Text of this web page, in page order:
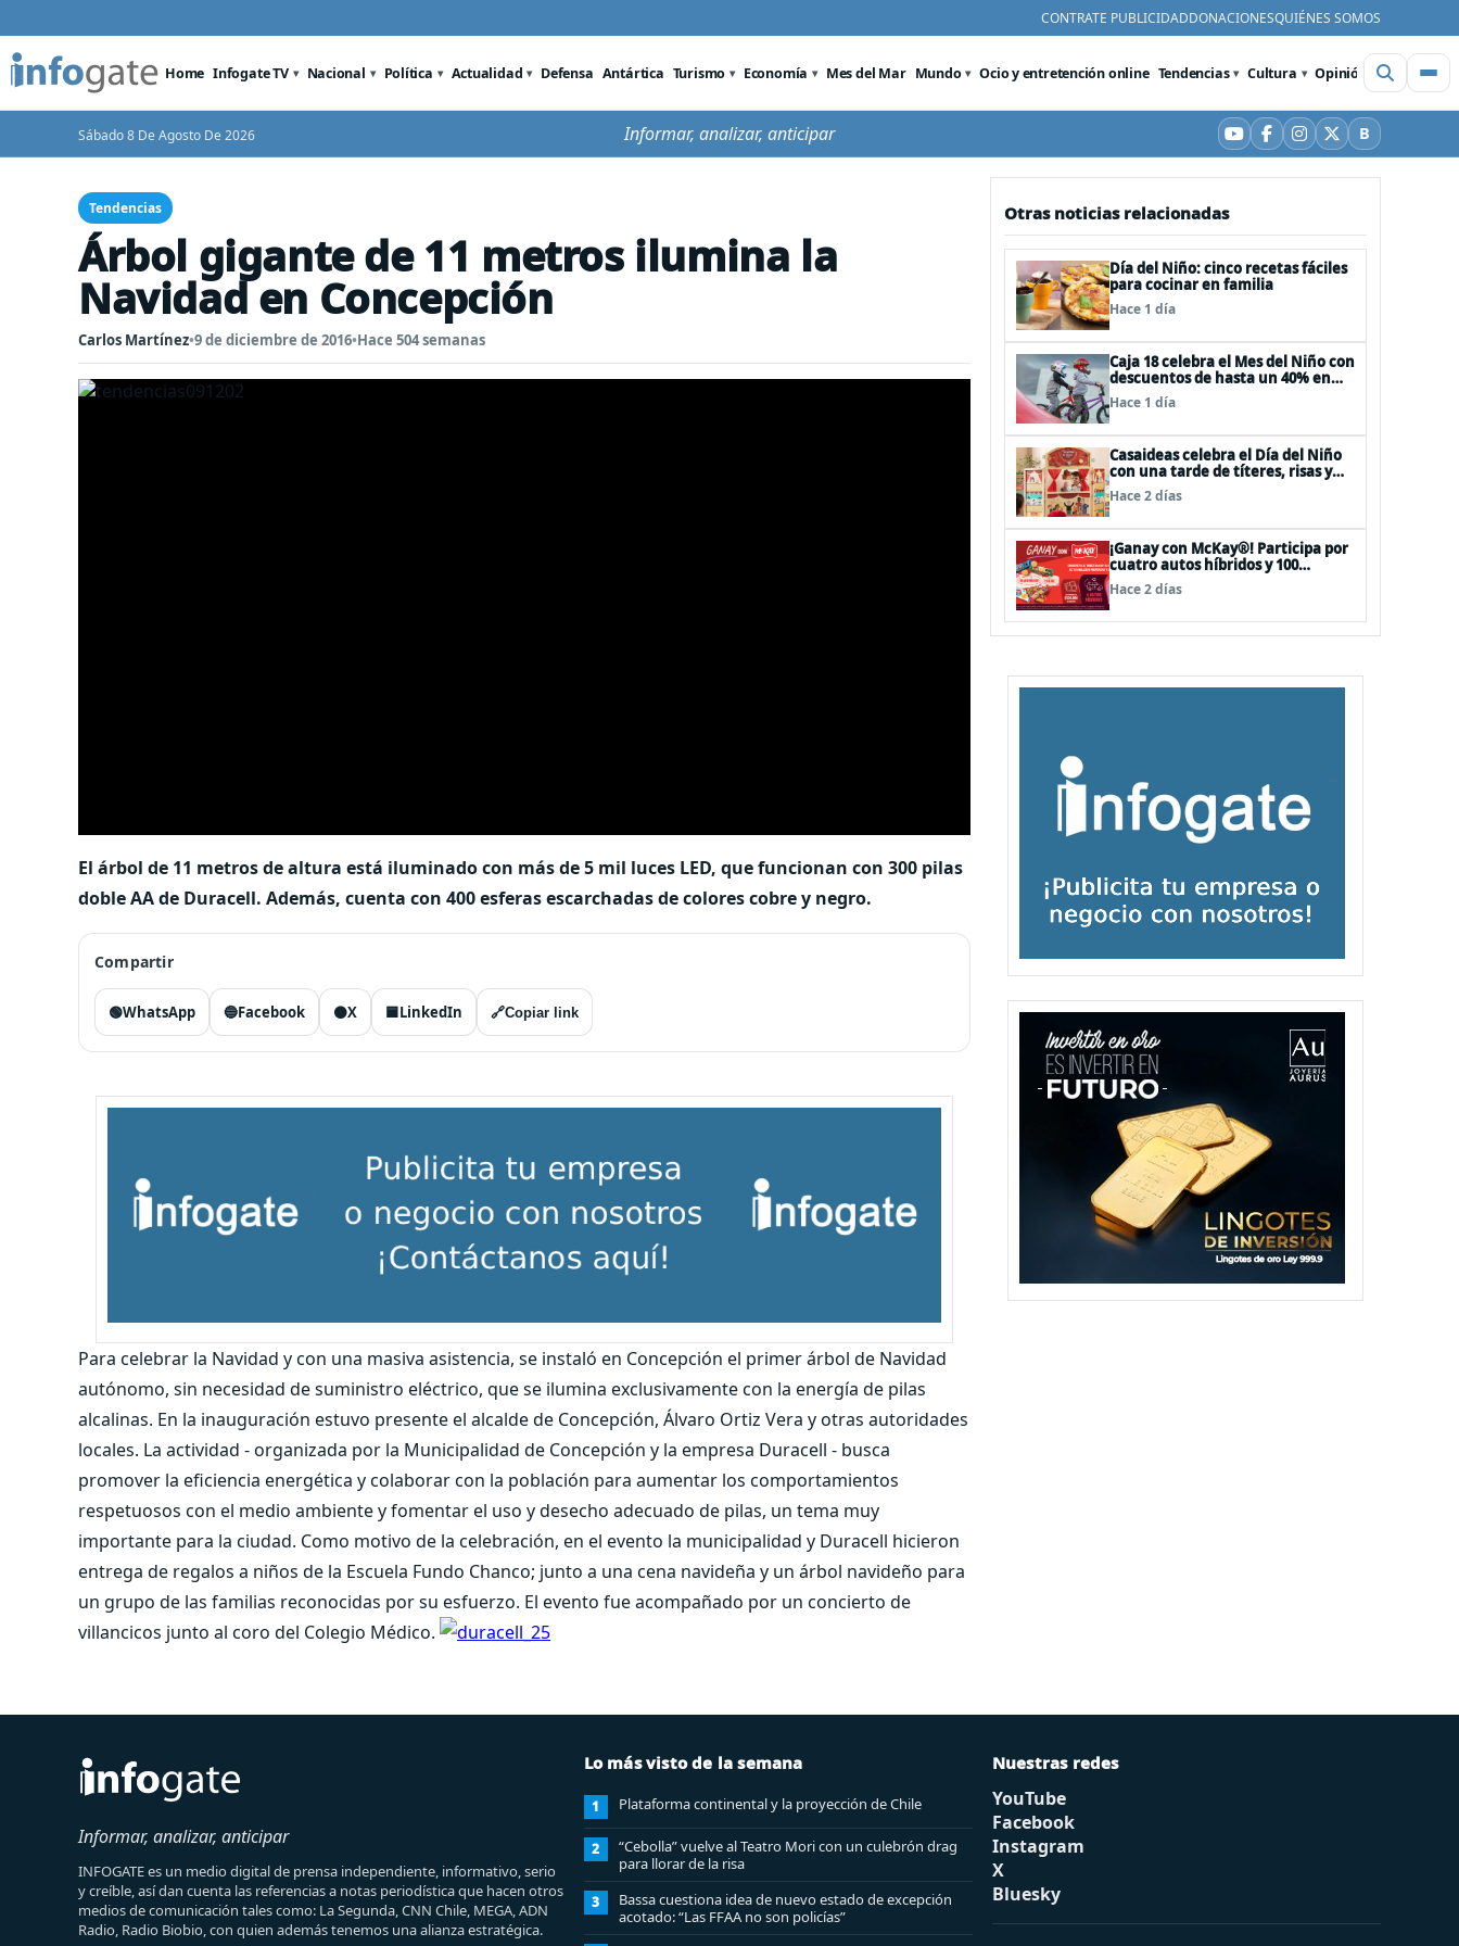
CONTRATE PUBLICIDADDONACIONESQUIÉNES SOMOS
Home Infogate TV Nacional Política Actualidad Defensa Antártica Turismo Economía Mes del Mar Mundo Ocio y entretención online Tendencias Cultura Opinión Videos
Sábado 8 De Agosto De 2026 Informar, analizar, anticipar YouTube
Facebook
Instagram
X BBluesky
Tendencias
Árbol gigante de 11 metros ilumina la
Navidad en Concepción
Carlos Martínez•9 de diciembre de 2016•Hace 504 semanas
El árbol de 11 metros de altura está iluminado con más de 5 mil luces LED, que funcionan con 300 pilas
doble AA de Duracell. Además, cuenta con 400 esferas escarchadas de colores cobre y negro.
Compartir
🟢WhatsApp 🔵Facebook ⚫X 🟦LinkedIn 🔗Copiar link
Para celebrar la Navidad y con una masiva asistencia, se instaló en Concepción el primer árbol de Navidad
autónomo, sin necesidad de suministro eléctrico, que se ilumina exclusivamente con la energía de pilas
alcalinas. En la inauguración estuvo presente el alcalde de Concepción, Álvaro Ortiz Vera y otras autoridades
locales. La actividad - organizada por la Municipalidad de Concepción y la empresa Duracell - busca
promover la eficiencia energética y colaborar con la población para aumentar los comportamientos
respetuosos con el medio ambiente y fomentar el uso y desecho adecuado de pilas, un tema muy
importante para la ciudad. Como motivo de la celebración, en el evento la municipalidad y Duracell hicieron
entrega de regalos a niños de la Escuela Fundo Chanco; junto a una cena navideña y un árbol navideño para
un grupo de las familias reconocidas por su esfuerzo. El evento fue acompañado por un concierto de
villancicos junto al coro del Colegio Médico.
Otras noticias relacionadas
Día del Niño: cinco recetas fáciles
para cocinar en familia
Hace 1 día
Caja 18 celebra el Mes del Niño con
descuentos de hasta un 40% en
panoramas, cine, shows y
streaming
Hace 1 día
Casaideas celebra el Día del Niño
con una tarde de títeres, risas y
sorpresas en el Mall Plaza Vespucio
Hace 2 días
¡Ganay con McKay®! Participa por
cuatro autos híbridos y 100
premios de $500.000
Hace 2 días
Informar, analizar, anticipar
INFOGATE es un medio digital de prensa independiente, informativo, serio
y creíble, así dan cuenta las referencias a notas periodística que hacen otros
medios de comunicación tales como: La Segunda, CNN Chile, MEGA, ADN
Radio, Radio Biobio, con quien además tenemos una alianza estratégica.
Lo más visto de la semana
1 Plataforma continental y la proyección de Chile
2
“Cebolla” vuelve al Teatro Mori con un culebrón drag
para llorar de la risa
3
Bassa cuestiona idea de nuevo estado de excepción
acotado: “Las FFAA no son policías”
Nuestras redes
YouTube
Facebook
Instagram
X
Bluesky